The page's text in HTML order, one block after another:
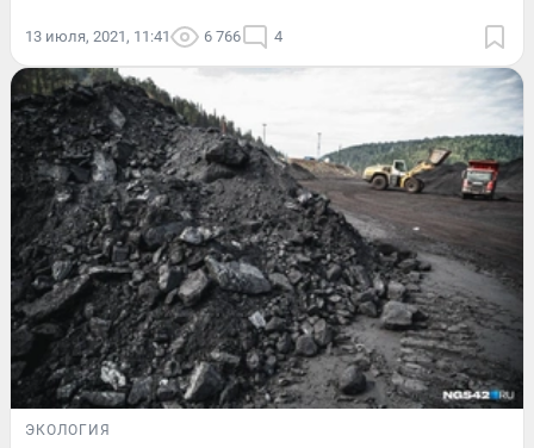
13 июля, 2021, 11:41 6 766 4
ЭКОЛОГИЯ